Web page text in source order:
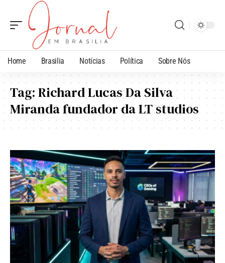
Home Brasilia Notícias Política Sobre Nós
Tag:Richard Lucas Da Silva
Miranda fundador da LT studios